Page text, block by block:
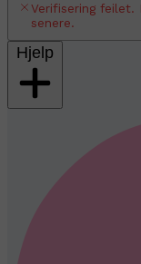
Verifisering feilet.
senere.
Hjelp